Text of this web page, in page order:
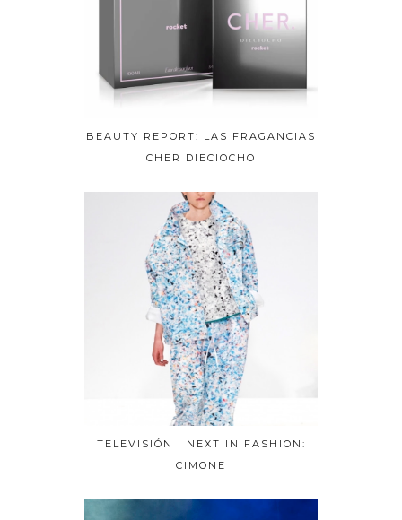
BEAUTY REPORT: LAS FRAGANCIAS
CHER DIECIOCHO
TELEVISIÓN | NEXT IN FASHION:
CIMONE